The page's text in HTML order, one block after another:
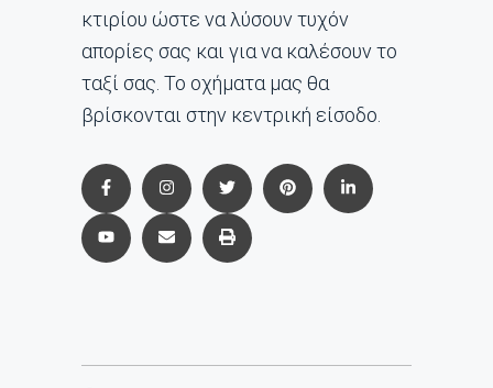
κτιρίου ώστε να λύσουν τυχόν
απορίες σας και για να καλέσουν το
ταξί σας. Το οχήματα μας θα
βρίσκονται στην κεντρική είσοδο.